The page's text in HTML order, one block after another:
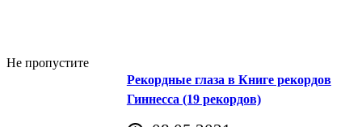
Не пропустите
Рекордные глаза в Книге рекордов
Гиннесса (19 рекордов)